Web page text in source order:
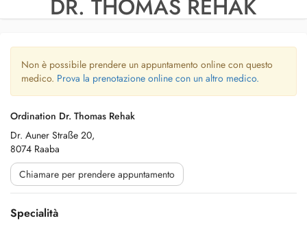
DR. THOMAS REHAK
Non è possibile prendere un appuntamento online con questo
medico. Prova la prenotazione online con un altro medico.
Ordination Dr. Thomas Rehak
Dr. Auner Straße 20,
8074 Raaba
Chiamare per prendere appuntamento
Specialità